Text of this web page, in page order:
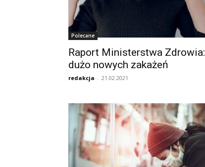
Polecane
Raport Ministerstwa Zdrowia:
dużo nowych zakażeń
redakcja - 21.02.2021